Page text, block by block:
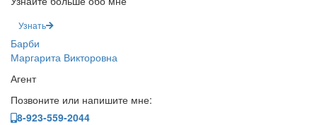
Узнать
Барби
Маргарита Викторовна
Агент
Позвоните или напишите мне:
8-923-559-2044